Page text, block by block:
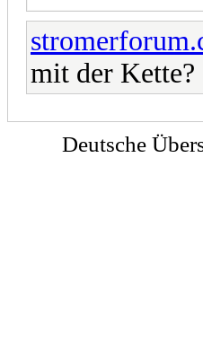
mit der Kette?
Deutsche